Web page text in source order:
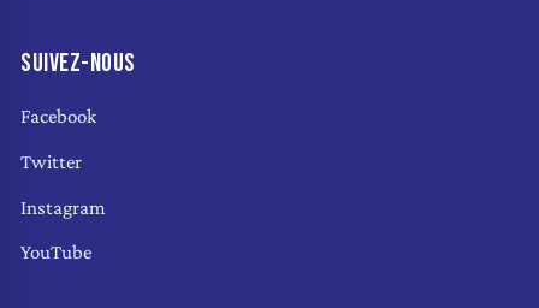
SUIVEZ-NOUS
Facebook
Twitter
Instagram
YouTube